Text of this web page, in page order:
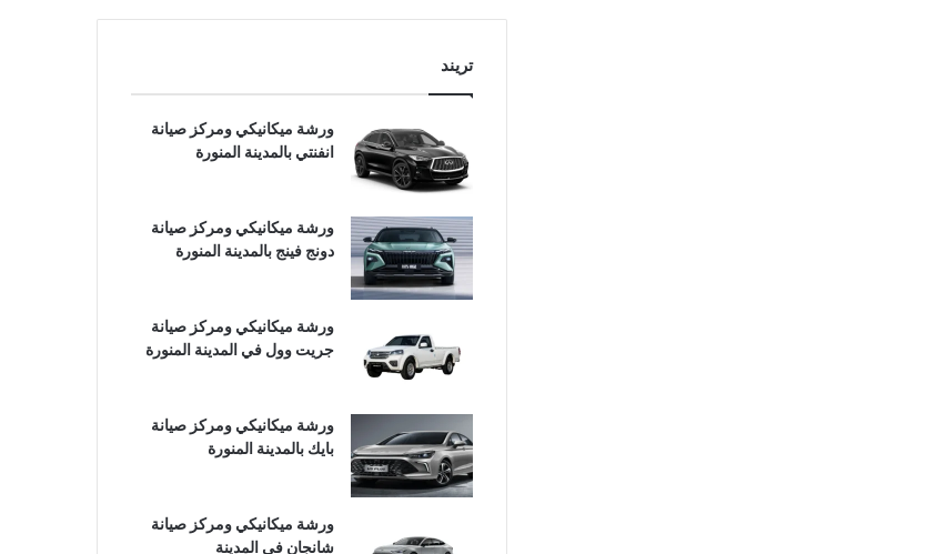
تريند
ورشة ميكانيكي ومركز صيانة
انفنتي بالمدينة المنورة
ورشة ميكانيكي ومركز صيانة
دونج فينج بالمدينة المنورة
ورشة ميكانيكي ومركز صيانة
جريت وول في المدينة المنورة
ورشة ميكانيكي ومركز صيانة
بايك بالمدينة المنورة
ورشة ميكانيكي ومركز صيانة
شانجان في المدينة